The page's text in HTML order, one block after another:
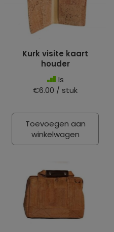
Kurk visite kaart
houder
Is
€6.00 / stuk
Toevoegen aan
winkelwagen